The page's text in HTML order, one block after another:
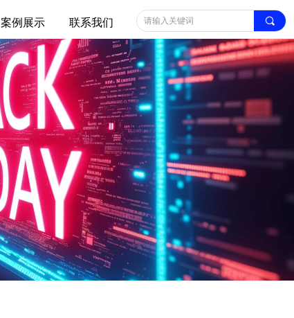
案例展示 联系我们 끠